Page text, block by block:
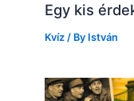
Egy kis
Kvíz / By István